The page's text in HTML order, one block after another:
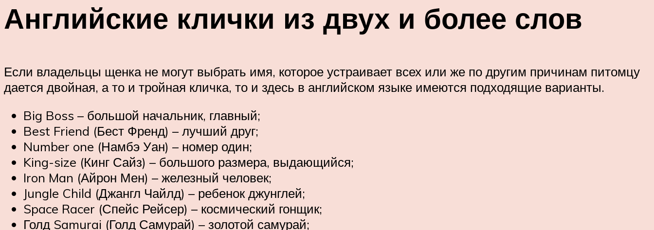
Английские клички из двух и более слов
Если владельцы щенка не могут выбрать имя, которое устраивает всех или же по другим причинам питомцу
дается двойная, а то и тройная кличка, то и здесь в английском языке имеются подходящие варианты.
Big Boss – большой начальник, главный;
Best Friend (Бест Френд) – лучший друг;
Number one (Намбэ Уан) – номер один;
King-size (Кинг Сайз) – большого размера, выдающийся;
Iron Man (Айрон Мен) – железный человек;
Jungle Child (Джангл Чайлд) – ребенок джунглей;
Space Racer (Спейс Рейсер) – космический гонщик;
Голд Samurai (Голд Самурай) – золотой самурай;